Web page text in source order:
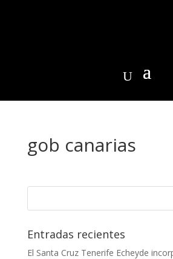
gob canarias
Entradas recientes
El Santa Cruz Tenerife Echeyde